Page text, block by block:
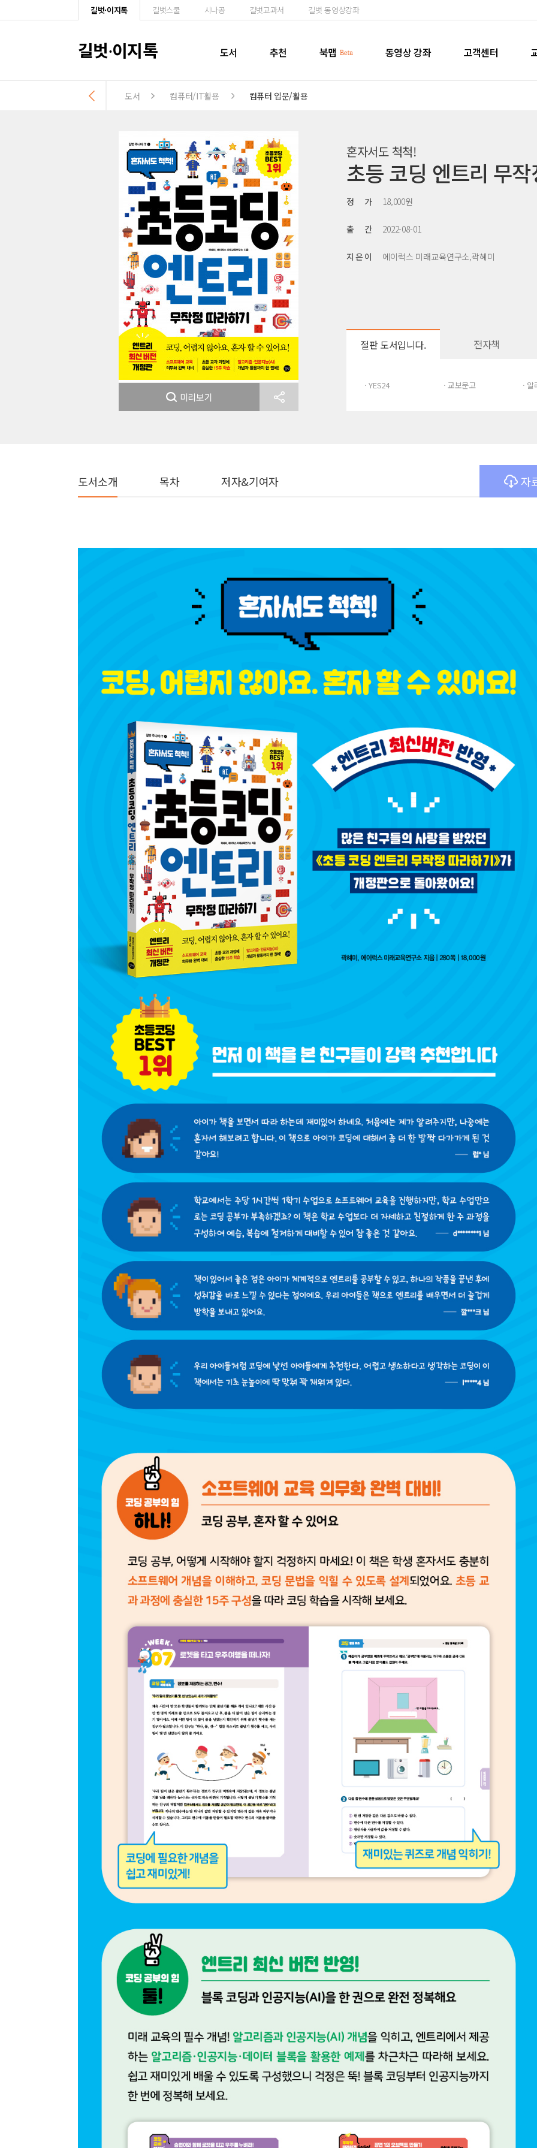
길벗·이지톡 길벗스쿨 시나공 길벗교과서 길벗 동영상강좌
길벗·이지톡 도서 추천 북맵 동영상 강좌 고객센터
도서 컴퓨터/IT활용 컴퓨터 입문/활용
미리보기
혼자서도 척척!
초등 코딩 엔트리 무
정 가 18,000원
출 간 2022-08-01
지 은 이 에이럭스 미래교육연구소,곽혜미
절판 도서입니다. 전자책
· YES24 · 교보문고 · 알
도서소개 목차 저자&기여자 자
URL 복사
인증도서 초등 코딩 엔트리 무작정 따라하기
ISBN
부가기호 확인하는 방법
종이책 :
도서 뒷표지 아래쪽에 있는 바코드의 오른쪽 위 숫자
등록
종류* 내용 문의 오류 제보
문의도서 초등 코딩 엔트리 무작정 따라하기
* 여러 쪽이면 쉼표(,)로 구분해서 입력하세요.
제목
내용 *
문의하기
알림 메시지
최근 이용 자료
내 문의/답변
내 서재
구매 인증 도서